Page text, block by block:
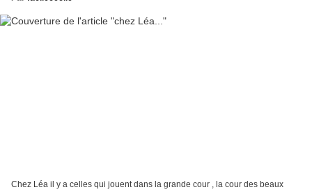
Chez Léa il y a celles qui jouent dans la grande cour , la cour des beaux